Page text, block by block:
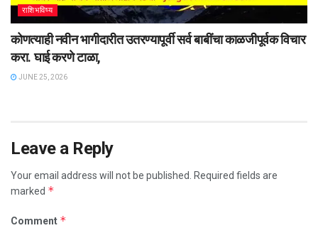
राशिभविष्य
कोणत्याही नवीन भागीदारीत उतरण्यापूर्वी सर्व बाबींचा काळजीपूर्वक विचार
करा. घाई करणे टाळा,
JUNE 25, 2026
Leave a Reply
Your email address will not be published.
Required fields are
marked *
Comment *